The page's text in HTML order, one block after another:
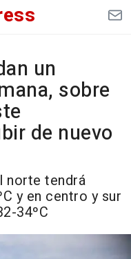
un
sobre
de nuevo
norte tendrá
y en centro y sur
34ºC